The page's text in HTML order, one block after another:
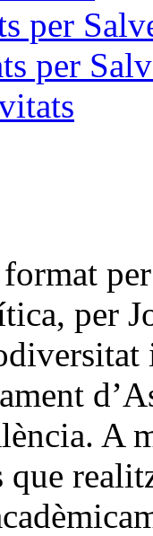
per
per
per
A
que